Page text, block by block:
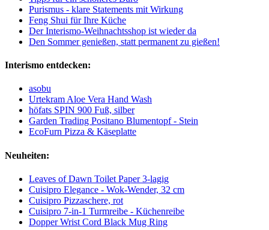
Purismus - klare Statements mit Wirkung
Feng Shui für Ihre Küche
Der Interismo-Weihnachtsshop ist wieder da
Den Sommer genießen, statt permanent zu gießen!
Interismo entdecken:
asobu
Urtekram Aloe Vera Hand Wash
höfats SPIN 900 Fuß, silber
Garden Trading Positano Blumentopf - Stein
EcoFurn Pizza & Käseplatte
Neuheiten:
Leaves of Dawn Toilet Paper 3-lagig
Cuisipro Elegance - Wok-Wender, 32 cm
Cuisipro Pizzaschere, rot
Cuisipro 7-in-1 Turmreibe - Küchenreibe
Dopper Wrist Cord Black Mug Ring